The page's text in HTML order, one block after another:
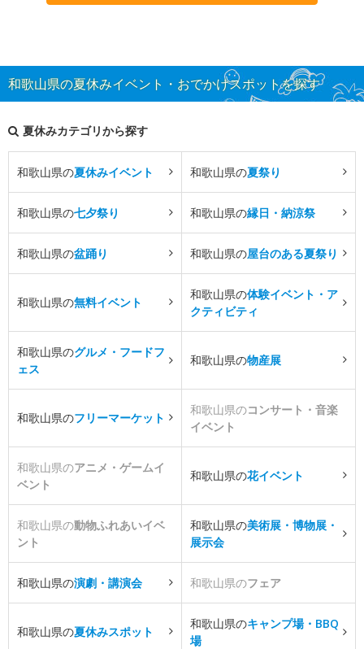
和歌山県の夏休みイベント・おでかけスポットを探す
夏休みカテゴリから探す
和歌山県の夏休みイベント 和歌山県の夏祭り
和歌山県の七夕祭り 和歌山県の縁日・納涼祭
和歌山県の盆踊り 和歌山県の屋台のある夏祭り
和歌山県の無料イベント
和歌山県の体験イベント・ア
クティビティ
和歌山県のグルメ・フードフ
ェス
和歌山県の物産展
和歌山県のフリーマーケット
和歌山県のコンサート・音楽
イベント
和歌山県のアニメ・ゲームイ
ベント
和歌山県の花イベント
和歌山県の動物ふれあいイベ
ント
和歌山県の美術展・博物展・
展示会
和歌山県の演劇・講演会 和歌山県のフェア
和歌山県の夏休みスポット
和歌山県のキャンプ場・BBQ
場